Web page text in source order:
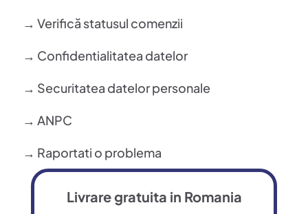
→ Verifică statusul comenzii
→ Confidentialitatea datelor
→ Securitatea datelor personale
→ ANPC
→ Raportati o problema
Livrare gratuita in Romania